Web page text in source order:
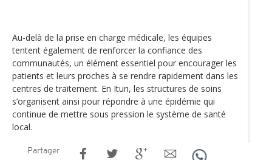
Au-delà de la prise en charge médicale, les équipes
tentent également de renforcer la confiance des
communautés, un élément essentiel pour encourager les
patients et leurs proches à se rendre rapidement dans les
centres de traitement. En Ituri, les structures de soins
s’organisent ainsi pour répondre à une épidémie qui
continue de mettre sous pression le système de santé
local.
Partager